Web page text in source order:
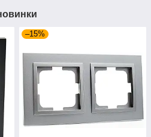
–15%